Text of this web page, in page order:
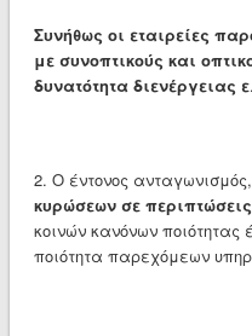
Συνήθως οι εταιρείες
με συνοπτικούς και
δυνατότητα διενέργειας
2. Ο έντονος ανταγωνισμός,
κυρώσεων σε
κοινών κανόνων ποιότητας
ποιότητα παρεχόμεων